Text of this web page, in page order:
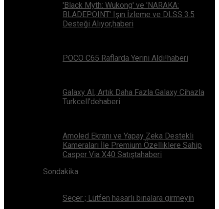
'Black Myth: Wukong' ve 'NARAKA:
BLADEPOINT' Işın İzleme ve DLSS 3.5
Desteği Alıyor,haberi
POCO C65 Raflarda Yerini Aldı!haberi
Galaxy AI, Artık Daha Fazla Galaxy Cihazla
Turkcell'dehaberi
Amoled Ekranı ve Yapay Zeka Destekli
Kameraları İle Premium Özelliklere Sahip
Casper Via X40 Satıştahaberi
Sondakika
Seçer ; Lütfen hasarlı binalara girmeyin